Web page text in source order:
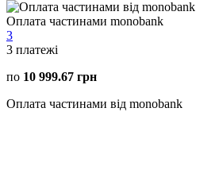
Оплата частинами monobank
3
3 платежі
по 10 999.67 грн
Оплата частинами від monobank